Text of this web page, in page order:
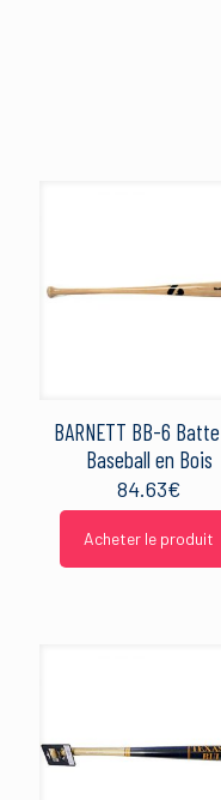
BARNETT BB-6
Baseball en Bois
84.63€
Acheter le produit